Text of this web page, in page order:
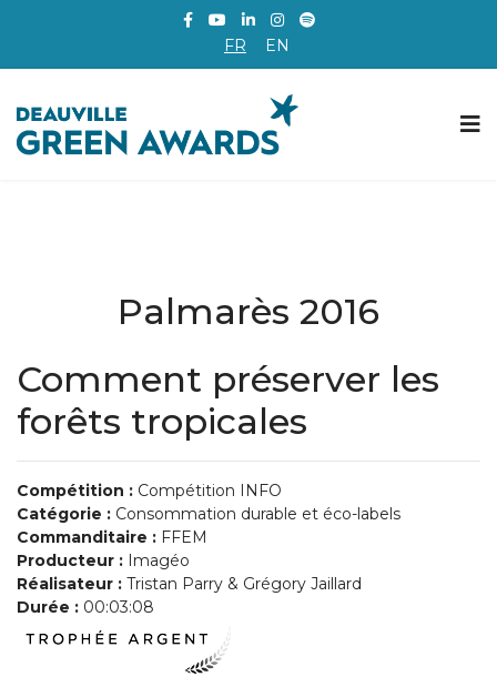
FR EN
Palmarès 2016
Comment préserver les
forêts tropicales
Compétition : Compétition INFO
Catégorie : Consommation durable et éco-labels
Commanditaire : FFEM
Producteur : Imagéo
Réalisateur : Tristan Parry & Grégory Jaillard
Durée : 00:03:08